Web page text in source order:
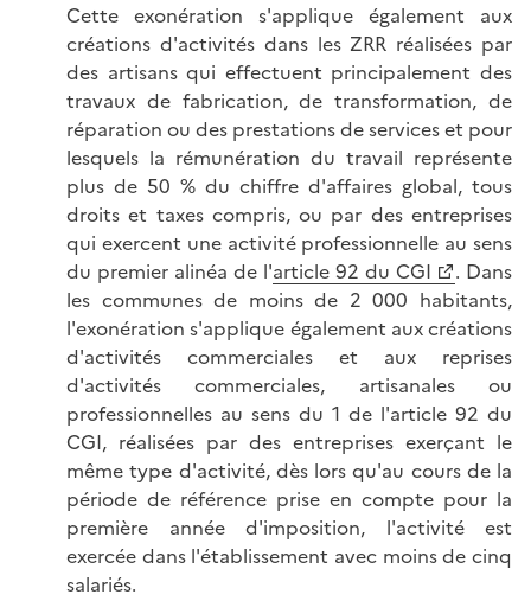
Cette exonération s'applique également aux
créations d'activités dans les ZRR réalisées par
des artisans qui effectuent principalement des
travaux de fabrication, de transformation, de
réparation ou des prestations de services et pour
lesquels la rémunération du travail représente
plus de 50 % du chiffre d'affaires global, tous
droits et taxes compris, ou par des entreprises
qui exercent une activité professionnelle au sens
du premier alinéa de l'article 92 du CGI
. Dans
les communes de moins de 2 000 habitants,
l'exonération s'applique également aux créations
d'activités commerciales et aux reprises
d'activités commerciales, artisanales ou
professionnelles au sens du 1 de l'article 92 du
CGI, réalisées par des entreprises exerçant le
même type d'activité, dès lors qu'au cours de la
période de référence prise en compte pour la
première année d'imposition, l'activité est
exercée dans l'établissement avec moins de cinq
salariés.